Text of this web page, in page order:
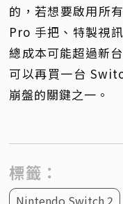
的，若想要啟用所
Pro 手把、特製視
總成本可能超過新
可以再買一台
崩盤的關鍵之一。
標籤：
Nintendo Switch 2